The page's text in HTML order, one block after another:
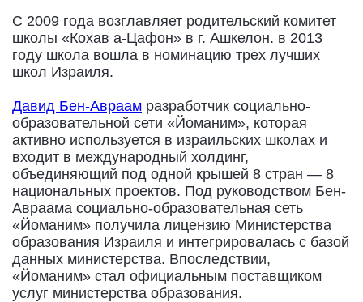
С 2009 года возглавляет родительский комитет
школы «Кохав а-Цафон» в г. Ашкелон. в 2013
году школа вошла в номинацию трех лучших
школ Израиля.
Давид Бен-Авраам разработчик социально-
образовательной сети «Йоманим», которая
активно используется в израильских школах и
входит в международный холдинг,
объединяющий под одной крышей 8 стран — 8
национальных проектов. Под руководством Бен-
Авраама социально-образовательная сеть
«Йоманим» получила лицензию Министерства
образования Израиля и интегрировалась с базой
данных министерства. Впоследствии,
«Йоманим» стал официальным поставщиком
услуг министерства образования.